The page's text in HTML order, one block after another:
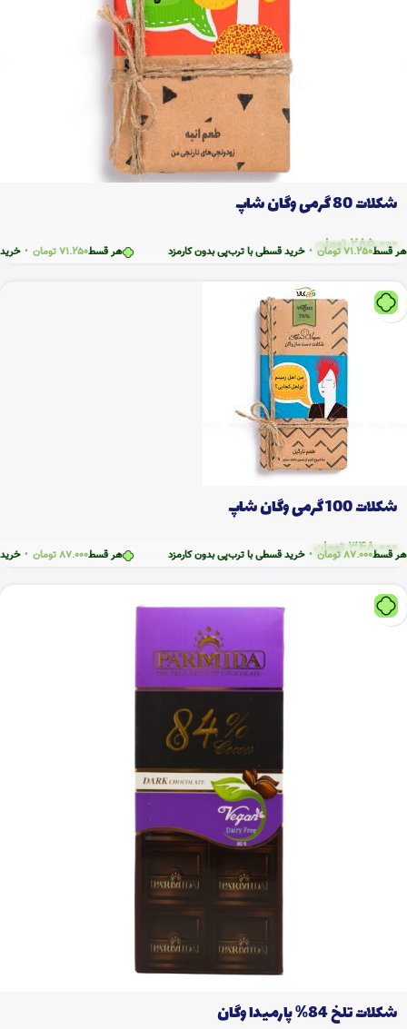
هر قسط71.250تومان • خرید 71.250تومان • خرید قسطی با ترب‌پی بدون کارمزد
شکلات 80 گرمی وگان شاپ
285.000تومان
هر قسط87.000تومان • خرید 87.000تومان • خرید قسطی با ترب‌پی بدون کارمزد
شکلات 100 گرمی وگان شاپ
348.000تومان
شکلات تلخ 84% پارمیدا وگان